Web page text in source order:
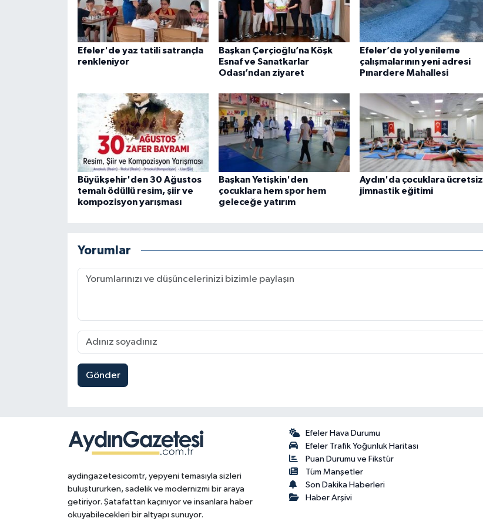
Efeler'de yaz tatili satrançla
renkleniyor
Başkan Çerçioğlu’na Köşk
Esnaf ve Sanatkarlar
Odası’ndan ziyaret
Efeler’de yol yenileme
çalışmalarının yeni adresi
Pınardere Mahallesi
Büyükşehir'den 30 Ağustos
temalı ödüllü resim, şiir ve
kompozisyon yarışması
Başkan Yetişkin'den
çocuklara hem spor hem
geleceğe yatırım
Aydın'da çocuklara ücretsiz
jimnastik eğitimi
Yorumlar
Gönder
aydingazetesicomtr, yepyeni temasıyla sizleri
buluştururken, sadelik ve modernizmi bir araya
getiriyor. Şatafattan kaçınıyor ve insanlara haber
okuyabilecekleri bir altyapı sunuyor.
Efeler Hava Durumu
Efeler Trafik Yoğunluk Haritası
Puan Durumu ve Fikstür
Tüm Manşetler
Son Dakika Haberleri
Haber Arşivi